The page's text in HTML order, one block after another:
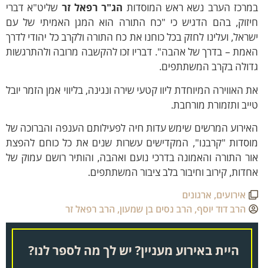
הערב נשא ראש המוסדותהג"ר רפאל זר שליט"א דברי
בהם הדגיש כי "כח התורה הוא המגן האמיתי של עם
ועלינו לחזק בכל כוחנו את כח התורה ולקרב כל יהודי לדרך
– בדרך של אהבה". דבריו זכו להקשבה מרובה ולהתרגשות
בקרב המשתתפים.
האווירה המיוחדת ליוו קטעי שירה ונגינה, בליווי אמן הזמריובל
ותזמורת מורחבת.
המרשים שימש עדות חיה לפעילותם הענפה והברוכה של
"קרבנו", המקדישים עשרות שנים את כל כוחם להפצת
התורה והאמונה בדרכי נועם ואהבה, והותיר רושם עמוק של
קירוב וחיבור בלב ציבור המשתתפים.
אירועים,ארגונים
הרב דוד יוסף,הרב נסים בן שמעון,הרב רפאל זר
היית באירוע מעניין? יש לך מה לספר לנו?